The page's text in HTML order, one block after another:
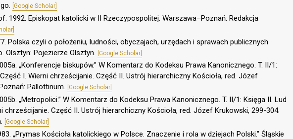
[Google Scholar]
1992. Episkopat katolicki w II Rzeczypospolitej. Warszawa–Poznań: Redakcja
Polska czyli o położeniu, ludności, obyczajach, urzędach i sprawach publicznych
Olsztyn: Pojezierze Olsztyn. [Google Scholar]
„Konferencje biskupów.” W Komentarz do Kodeksu Prawa Kanonicznego. T. II/1:
I. Wierni chrześcijanie. Część II. Ustrój hierarchiczny Kościoła, red. Józef
Pallottinum. [Google Scholar]
„Metropolici.” W Komentarz do Kodeksu Prawa Kanonicznego. T. II/1: Księga II. Lud
chrześcijanie. Część II. Ustrój hierarchiczny Kościoła, red. Józef Krukowski, 299-304.
[Google Scholar]
„Prymas Kościoła katolickiego w Polsce. Znaczenie i rola w dziejach Polski.” Śląskie